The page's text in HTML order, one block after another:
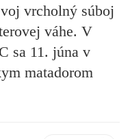
vrcholný súboj
váhe. V
sa 11. júna v
matadorom